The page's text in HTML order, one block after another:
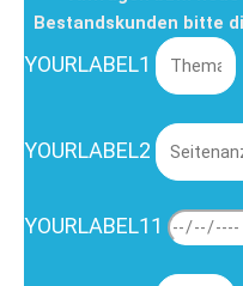
Bestandskunden bitte
YOURLABEL1
YOURLABEL2
YOURLABEL11